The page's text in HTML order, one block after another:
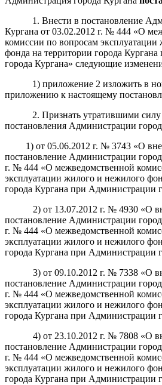
1. Внести в постановление
Кургана от 03.02.2012 г. № 444 «О
комиссии по вопросам
фонда на территории города
города Кургана» следующие
1) приложение 2 изложить в
приложению к настоящему
2. Признать утратившими
постановления Администрации
1) от 05.06.2012 г. № 3743 «О
постановление Администрации
г. № 444 «О межведомственной
эксплуатации жилого и нежилого
города Кургана при Администрации
2) от 13.07.2012 г. № 4930 «О
постановление Администрации
г. № 444 «О межведомственной
эксплуатации жилого и нежилого
города Кургана при Администрации
3) от 09.10.2012 г. № 7338 «О
постановление Администрации
г. № 444 «О межведомственной
эксплуатации жилого и нежилого
города Кургана при Администрации
4) от 23.10.2012 г. № 7808 «О
постановление Администрации
г. № 444 «О межведомственной
эксплуатации жилого и нежилого
города Кургана при Администрации